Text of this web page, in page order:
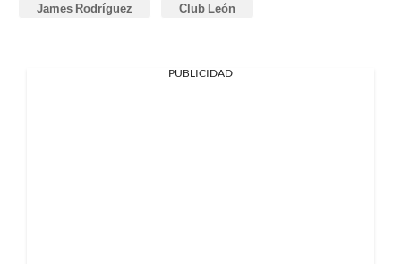
James Rodríguez Club León
PUBLICIDAD